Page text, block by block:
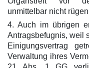
unmittelbar nicht
4. Auch im übrigen
Antragsbefugnis, weil
Einigungsvertrag
Verwaltung ihres